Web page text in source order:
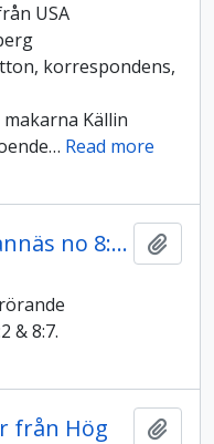
USA
korrespondens,
Källin
… Read more
Delsbo socken: Södra Sannäs no 8:2 & 8:7
& 8:7.
från Hög